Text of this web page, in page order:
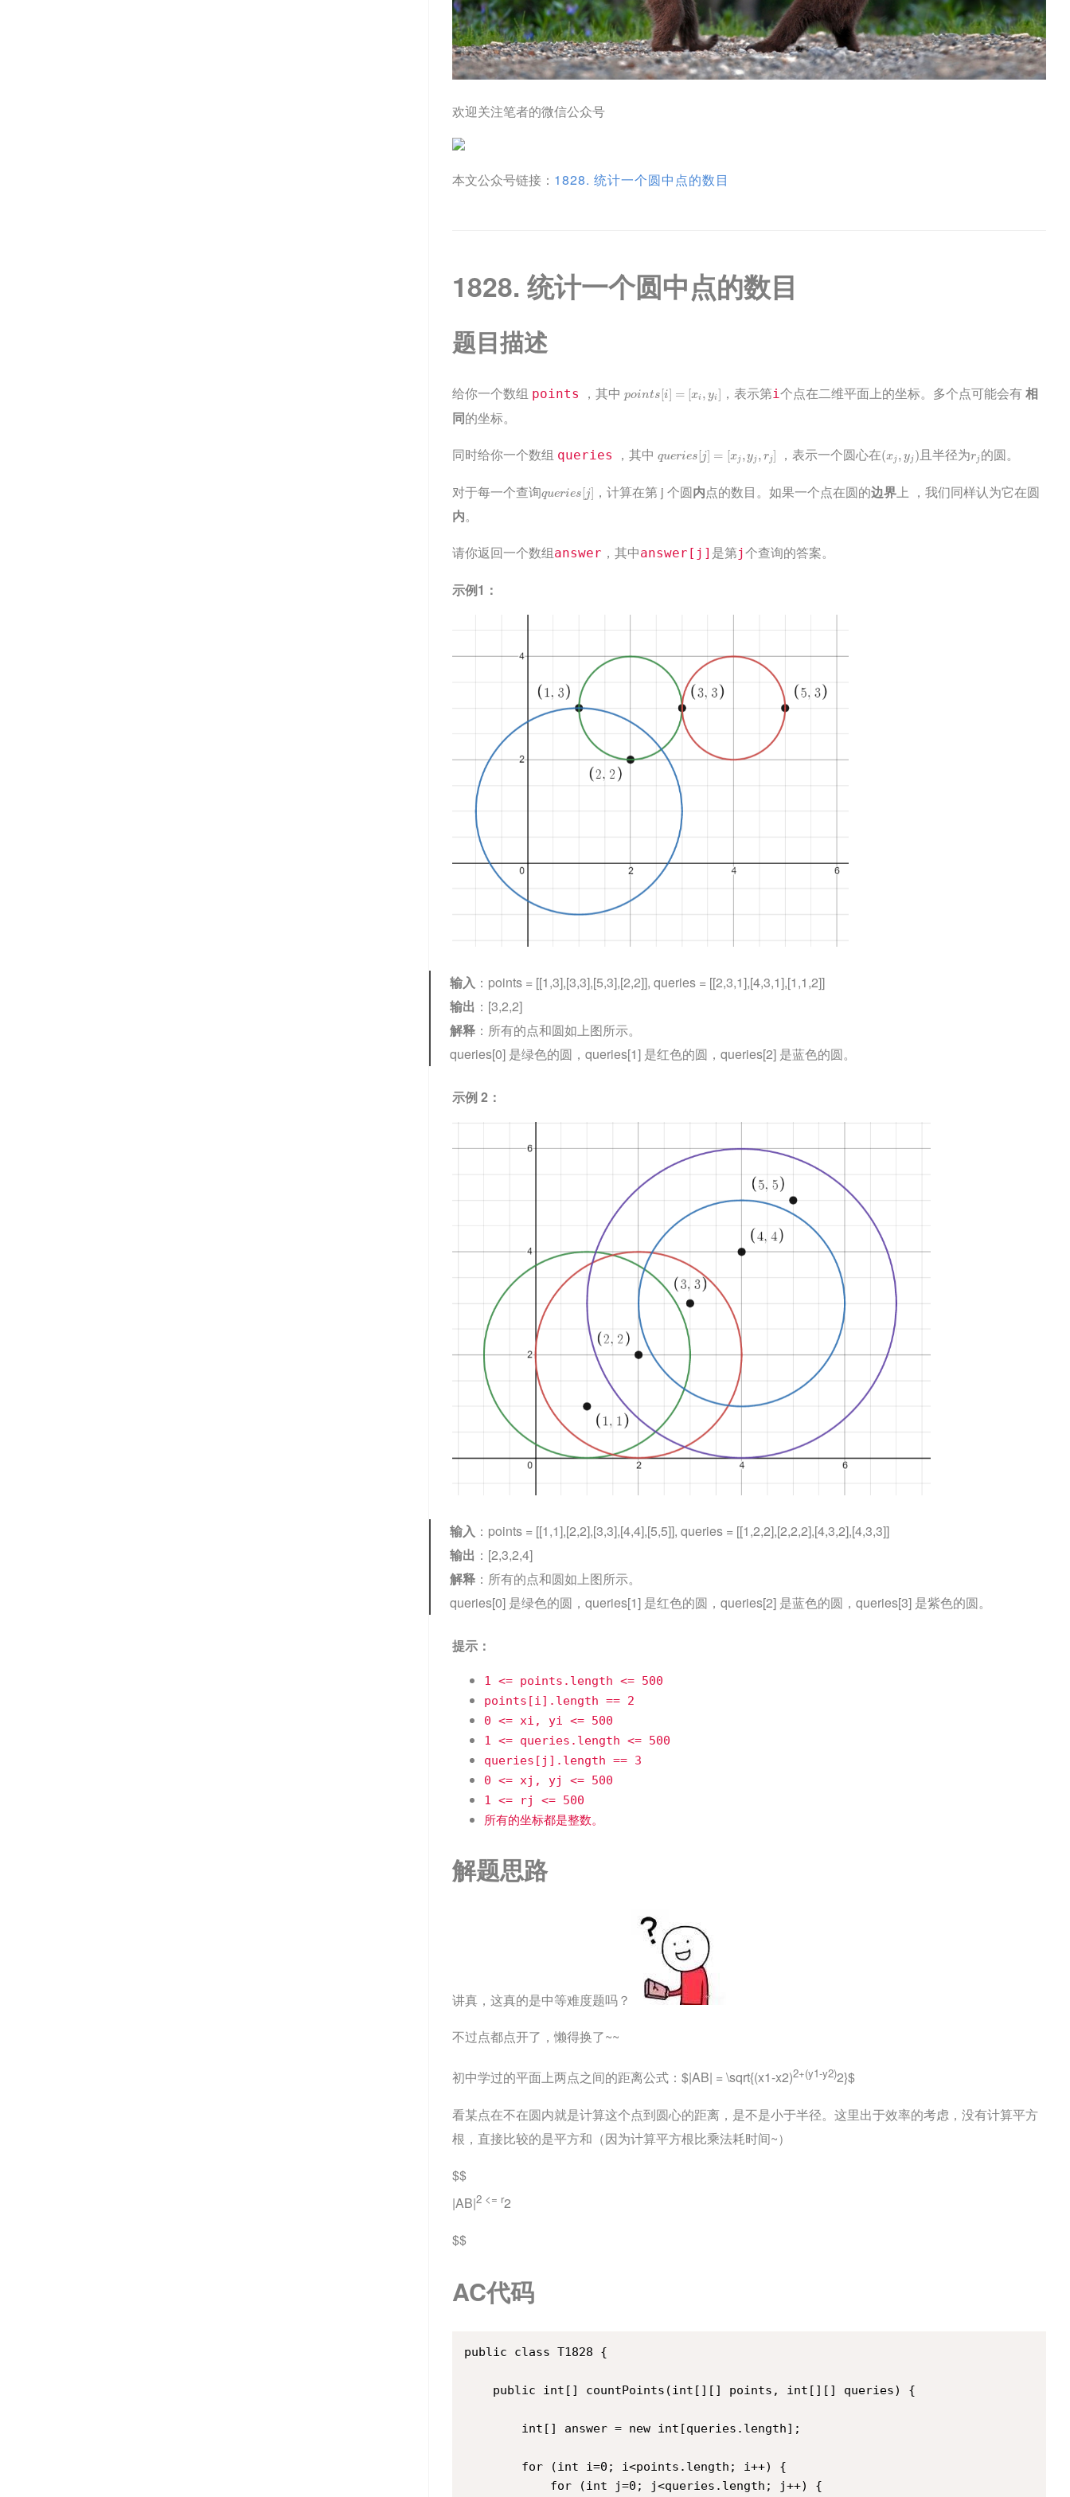
欢迎关注笔者的微信公众号
本文公众号链接： 1828. 统计一个圆中点的数目
1828. 统计一个圆中点的数目
题目描述
给你一个数组 points ，其中 points [i] = [xi , yi]
points[i]= ,yi ，表示第i个点在二维平面上的坐标。多个点可能会有相
同的坐标。
同时给你一个数组 queries ，其中 queries [j] = [xj ,yj , rj]
queries[j]= j,y rj] ，表示一个圆心在(xj , yj )
(xj yj) 且半径为rj
rj 的圆。
对于每一个查询queries [j]
queries[j] ，计算在第 j 个圆内点的数目。如果一个点在圆的边界上 ，我们同样认为它在圆
内。
请你返回一个数组answer ，其中answer[j] 是第j个查询的答案。
示例1：
输入 ：points = [[1,3],[3,3],[5,3],[2,2]], queries = [[2,3,1],[4,3,1],[1,1,2]]
输出 ：[3,2,2]
解释：所有的点和圆如上图所示。
queries[0] 是绿色的圆，queries[1] 是红色的圆，queries[2] 是蓝色的圆。
示例 2：
输入 ：points = [[1,1],[2,2],[3,3],[4,4],[5,5]], queries = [[1,2,2],[2,2,2],[4,3,2],[4,3,3]]
输出 ：[2,3,2,4]
解释：所有的点和圆如上图所示。
queries[0] 是绿色的圆，queries[1] 是红色的圆，queries[2] 是蓝色的圆，queries[3] 是紫色的圆。
提示：
1 <= points.length <= 500
points[i].length == 2
0 <= xi, yi <= 500
1 <= queries.length <= 500
queries[j].length == 3
0 <= xj, yj <= 500
1 <= rj <= 500
所有的坐标都是整数。
解题思路
讲真，这真的是中等难度题吗？
不过点都点开了，懒得换了~~
初中学过的平面上两点之间的距离公式：$|AB| = \sqrt{(x1-x2)2+(y1-y2)2}$
看某点在不在圆内就是计算这个点到圆心的距离，是不是小于半径。这里出于效率的考虑，没有计算平方
根，直接比较的是平方和（因为计算平方根比乘法耗时间~）
$$
|AB|2 <= r2
$$
AC代码
public class T1828 {
    public int[] countPoints(int[][] points, int[][] queries) {
        int[] answer = new int[queries.length];
        for (int i=0; i<points.length; i++) {
            for (int j=0; j<queries.length; j++) {